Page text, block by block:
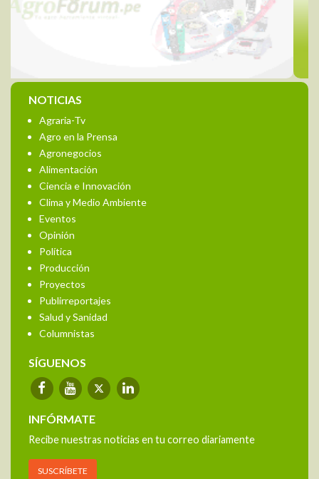
NOTICIAS
Agraria-Tv
Agro en la Prensa
Agronegocios
Alimentación
Ciencia e Innovación
Clima y Medio Ambiente
Eventos
Opinión
Política
Producción
Proyectos
Publirreportajes
Salud y Sanidad
Columnistas
SÍGUENOS
INFÓRMATE
Recibe nuestras noticias en tu correo diariamente
SUSCRÍBETE